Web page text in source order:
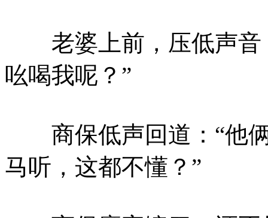
老婆上前，压低声音
吆喝我呢？”
商保低声回道：“他俩
马听，这都不懂？”